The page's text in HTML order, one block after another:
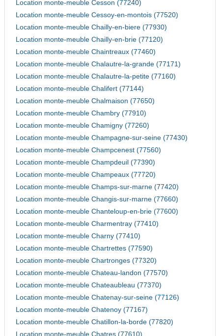
Location monte-meuble Cesson (77240)
Location monte-meuble Cessoy-en-montois (77520)
Location monte-meuble Chailly-en-biere (77930)
Location monte-meuble Chailly-en-brie (77120)
Location monte-meuble Chaintreaux (77460)
Location monte-meuble Chalautre-la-grande (77171)
Location monte-meuble Chalautre-la-petite (77160)
Location monte-meuble Chalifert (77144)
Location monte-meuble Chalmaison (77650)
Location monte-meuble Chambry (77910)
Location monte-meuble Chamigny (77260)
Location monte-meuble Champagne-sur-seine (77430)
Location monte-meuble Champcenest (77560)
Location monte-meuble Champdeuil (77390)
Location monte-meuble Champeaux (77720)
Location monte-meuble Champs-sur-marne (77420)
Location monte-meuble Changis-sur-marne (77660)
Location monte-meuble Chanteloup-en-brie (77600)
Location monte-meuble Charmentray (77410)
Location monte-meuble Charny (77410)
Location monte-meuble Chartrettes (77590)
Location monte-meuble Chartronges (77320)
Location monte-meuble Chateau-landon (77570)
Location monte-meuble Chateaubleau (77370)
Location monte-meuble Chatenay-sur-seine (77126)
Location monte-meuble Chatenoy (77167)
Location monte-meuble Chatillon-la-borde (77820)
Location monte-meuble Chatres (77610)